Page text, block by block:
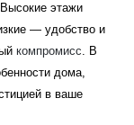
этажи
— удобство и
компромисс. В
дома,
в ваше